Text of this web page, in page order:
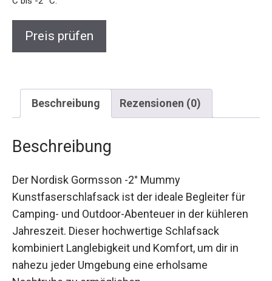
Beschreibung Rezensionen (0)
Beschreibung
Kunstfaserschlafsack ist der ideale Begleiter für
Camping- und Outdoor-Abenteuer in der kühleren
Jahreszeit. Dieser hochwertige Schlafsack
kombiniert Langlebigkeit und Komfort, um dir in
nahezu jeder Umgebung eine erholsame
Nachtruhe zu ermöglichen.